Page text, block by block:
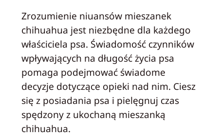
Zrozumienie niuansów mieszanek
chihuahua jest niezbędne dla każdego
właściciela psa. Świadomość czynników
wpływających na długość życia psa
pomaga podejmować świadome
decyzje dotyczące opieki nad nim. Ciesz
się z posiadania psa i pielęgnuj czas
spędzony z ukochaną mieszanką
chihuahua.